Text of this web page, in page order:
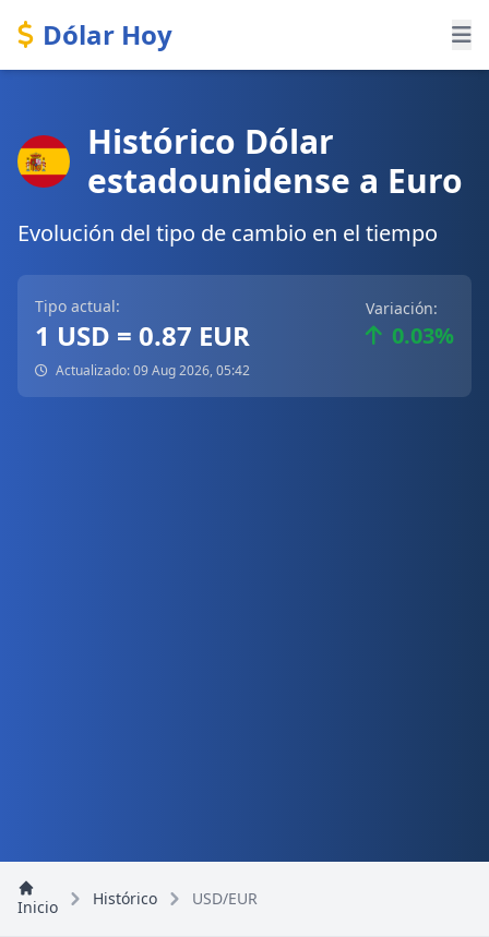
Dólar Hoy
Histórico Dólar
estadounidense a Euro
Evolución del tipo de cambio en el tiempo
Tipo actual:
1 USD = 0.87 EUR
Variación:
0.03%
Actualizado: 09 Aug 2026, 05:42
Inicio Histórico USD/EUR